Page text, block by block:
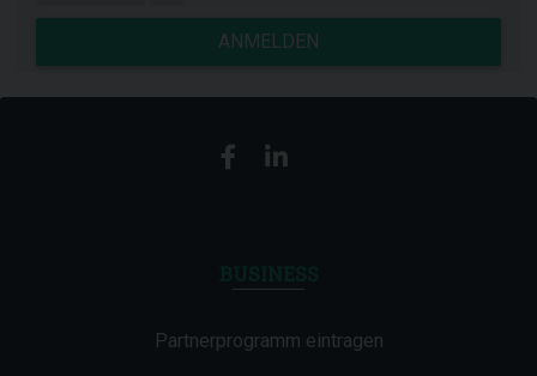
ANMELDEN
Partnerprogramm eintragen